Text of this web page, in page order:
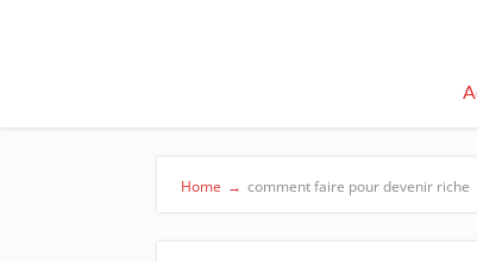
Home → comment faire pour devenir riche